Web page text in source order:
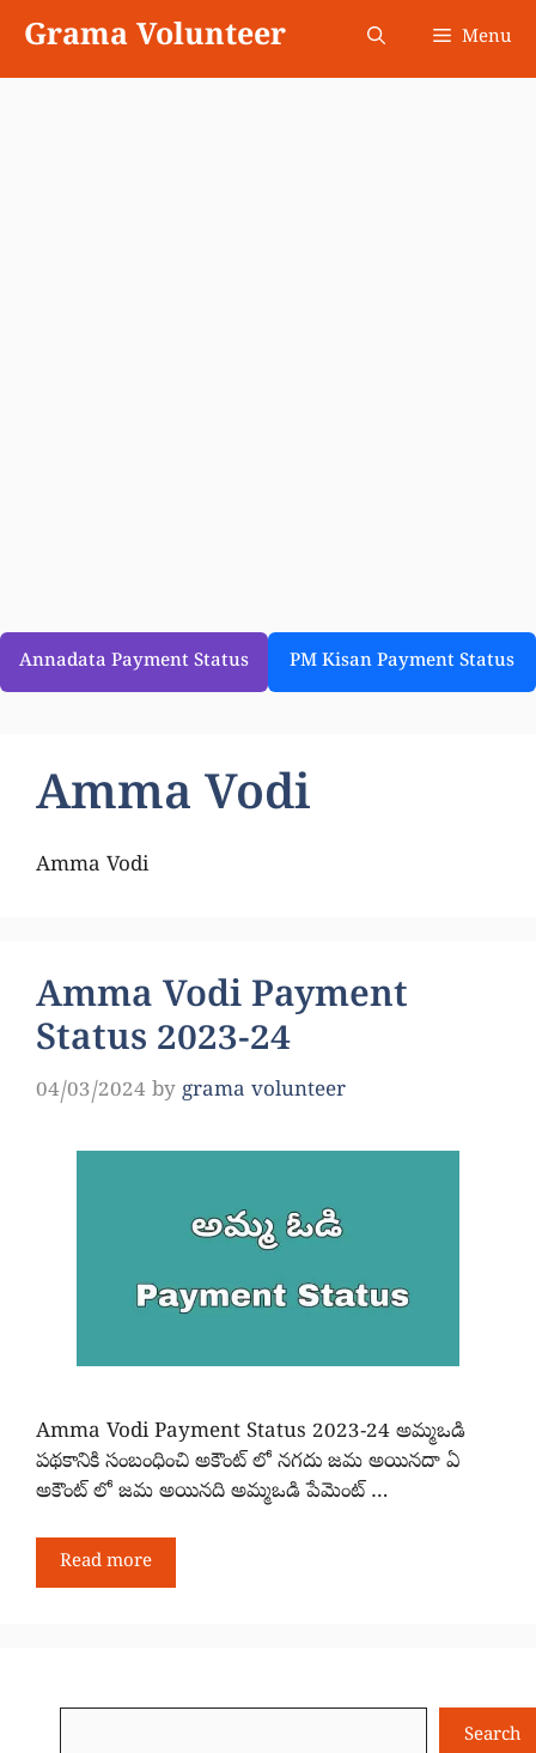
content
Grama Volunteer Menu
Annadata Payment Status PM Kisan Payment Status
Amma Vodi
Amma Vodi
Amma Vodi Payment
Status 2023-24
04/03/2024 by grama volunteer
Amma Vodi Payment Status 2023-24 అమ్మఒడి
పథకానికి సంబంధించి అకౌంట్ లో నగదు జమ అయినదా ఏ
అకౌంట్ లో జమ అయినది అమ్మఒడి పేమెంట్ …
Read more
Search